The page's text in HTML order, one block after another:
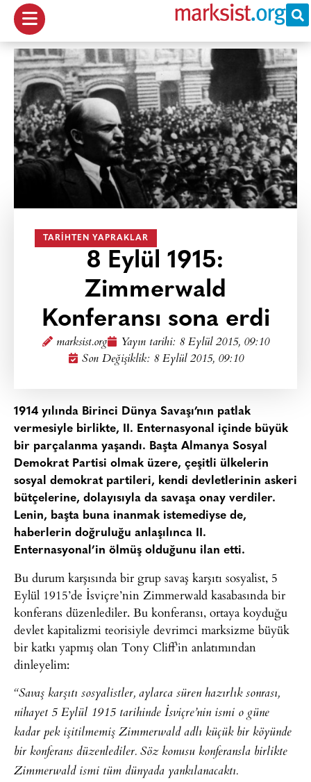
TARIHTEN YAPRAKLAR
8 Eylül 1915:
Zimmerwald
Konferansı sona erdi
marksist.org Yayın tarihi: 8 Eylül 2015, 09:10
Son Değişiklik: 8 Eylül 2015, 09:10
1914 yılında Birinci Dünya Savaşı’nın patlak
vermesiyle birlikte, II. Enternasyonal içinde büyük
bir parçalanma yaşandı. Başta Almanya Sosyal
Demokrat Partisi olmak üzere, çeşitli ülkelerin
sosyal demokrat partileri, kendi devletlerinin askeri
bütçelerine, dolayısıyla da savaşa onay verdiler.
Lenin, başta buna inanmak istemediyse de,
haberlerin doğruluğu anlaşılınca II.
Enternasyonal’in ölmüş olduğunu ilan etti.
Bu durum karşısında bir grup savaş karşıtı sosyalist, 5
Eylül 1915’de İsviçre’nin Zimmerwald kasabasında bir
konferans düzenlediler. Bu konferansı, ortaya koyduğu
devlet kapitalizmi teorisiyle devrimci marksizme büyük
bir katkı yapmış olan Tony Cliff’in anlatımından
dinleyelim:
“Savaş karşıtı sosyalistler, aylarca süren hazırlık sonrası,
nihayet 5 Eylül 1915 tarihinde İsviçre’nin ismi o güne
kadar pek işitilmemiş Zimmerwald adlı küçük bir köyünde
bir konferans düzenlediler. Söz konusu konferansla birlikte
Zimmerwald ismi tüm dünyada yankılanacaktı.